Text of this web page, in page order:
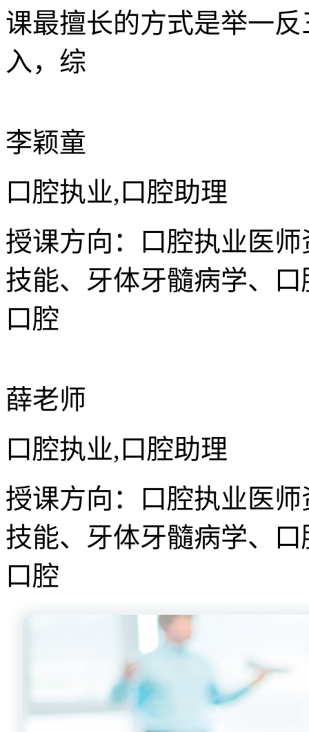
课最擅长的方式是举一
入，综
李颖童
口腔执业,口腔助理
授课方向：口腔执业医
技能、牙体牙髓病学、
口腔
薛老师
口腔执业,口腔助理
授课方向：口腔执业医
技能、牙体牙髓病学、
口腔